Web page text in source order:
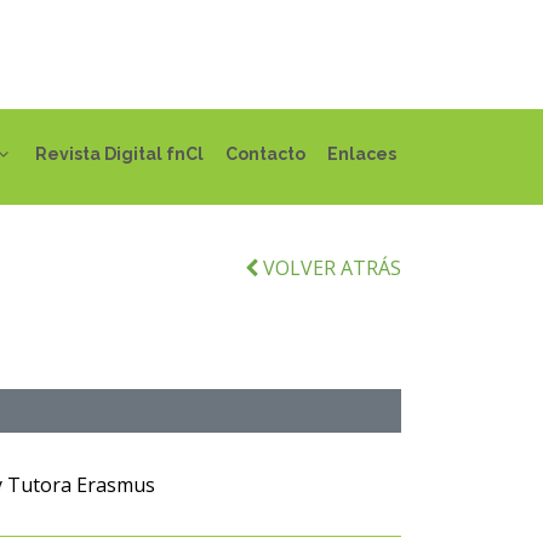
Revista Digital fnCl Contacto Enlaces
VOLVER ATRÁS
Tutora Erasmus